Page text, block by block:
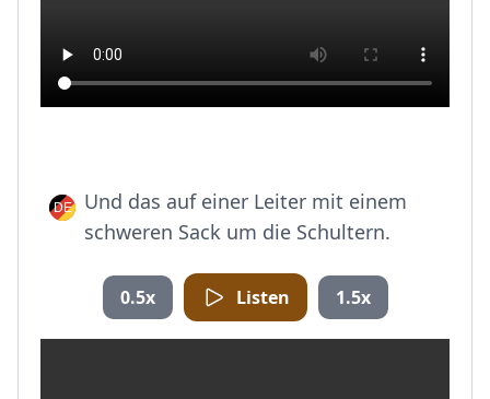
Und das auf einer Leiter mit einem
schweren Sack um die Schultern.
0.5x Listen 1.5x